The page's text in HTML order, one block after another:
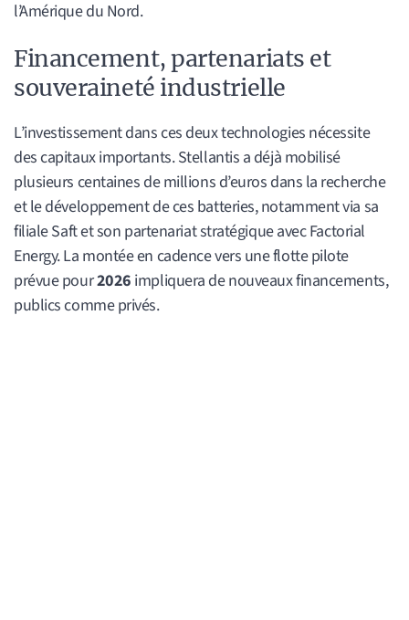
l’Amérique du Nord.
Financement, partenariats et
souveraineté industrielle
L’investissement dans ces deux technologies nécessite
des capitaux importants. Stellantis a déjà mobilisé
plusieurs centaines de millions d’euros dans la recherche
et le développement de ces batteries, notamment via sa
filiale Saft et son partenariat stratégique avec Factorial
Energy. La montée en cadence vers une flotte pilote
prévue pour2026 impliquera de nouveaux financements,
publics comme privés.